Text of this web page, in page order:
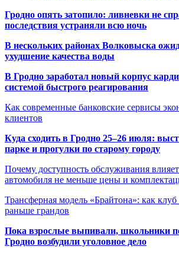
Гродно опять затопило: ливневки не
последствия устраняли всю ночь
В нескольких районах Волковыска
ухудшение качества воды
В Гродно заработал новый корпус
системой быстрого реагирования
Как современные банковские сервисы
клиентов
Куда сходить в Гродно 25–26 июля:
парке и прогулки по старому городу
Почему доступность обслуживания
автомобиля не меньше цены и
Трансферная модель «Брайтона»: как клуб
раньше грандов
Пока взрослые выпивали, школьники
Гродно возбудили уголовное дело